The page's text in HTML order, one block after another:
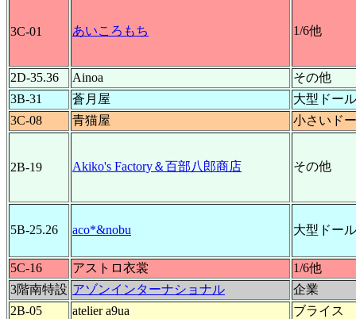
3C-01 あいころもち 1/6他
2D-35.36 Ainoa
その他
3B-31
蒼月屋
大型ドール
3C-08
青猫屋 小さいド
2B-19 Akiko's Factory＆百部八郎商店 その他
5B-25.26 aco*&nobu 大型ドール
5C-16 アストロ衣裳
1/6他
3階南特設 アゾンインターナショナル
企業
2B-05
atelier a9ua
ブライス